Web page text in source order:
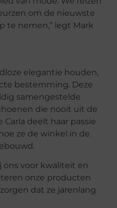
om de nieuwste
te nemen,” legt Mark
elegantie houden,
bestemming. Deze
samengestelde
die nooit uit de
Carla deelt haar passie
ze de winkel in de
ons voor kwaliteit en
onze producten
dat ze jarenlang